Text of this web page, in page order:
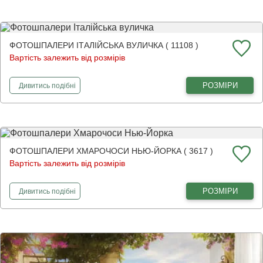
ФОТОШПАЛЕРИ ІТАЛІЙСЬКА ВУЛИЧКА ( 11108 )
Вартість залежить від розмірів
Дивитисьфотошпалери
подібні РОЗМІРИ
ФОТОШПАЛЕРИ ХМАРОЧОСИ НЬЮ-ЙОРКА ( 3617 )
Вартість залежить від розмірів
Дивитисьфотошпалери
подібні РОЗМІРИ